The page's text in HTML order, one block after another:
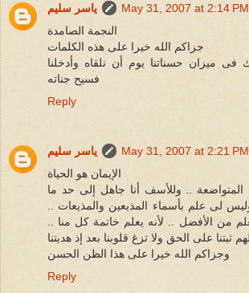
ياسر سليم
May 31, 2007 at 2:14 PM
النجمة الصامدة
جزاكم الله خيرا على هذه الكلمات
فى ميزان حسناتنا يوم أن نلقاه وأدخلنا
فسيح جناته
Reply
ياسر سليم
May 31, 2007 at 2:21 PM
الإيمان هو الحياة
.. وللأسف أنا جاهل إلى حد ما
لى علم بأسماء المذيعين والمذيعات ..
من الأفضل .. لأنه يعلم خاتمة كل منا ..
ثبتنا على الحق ولا تزغ قلوبنا بعد إذ هديتنا
وجزاكم الله خيرا على هذا الظن الحسن
Reply